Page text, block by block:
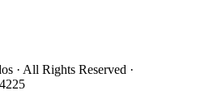
· All Rights Reserved ·